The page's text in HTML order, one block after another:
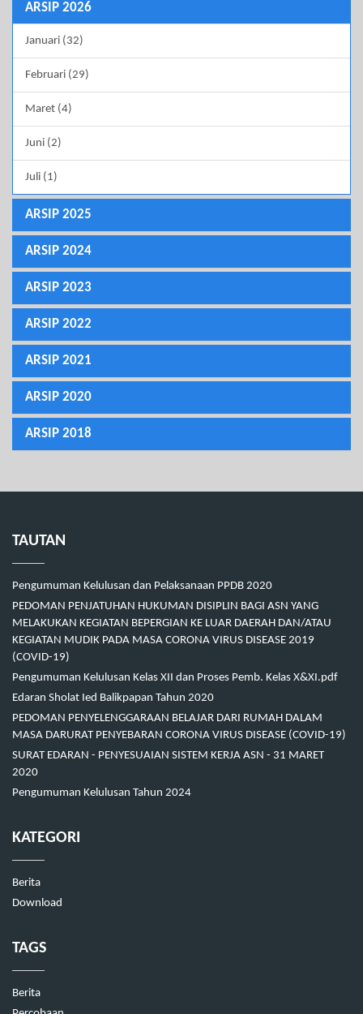
ARSIP 2026
Januari (32)
Februari (29)
Maret (4)
Juni (2)
Juli (1)
ARSIP 2025
ARSIP 2024
ARSIP 2023
ARSIP 2022
ARSIP 2021
ARSIP 2020
ARSIP 2018
TAUTAN
Pengumuman Kelulusan dan Pelaksanaan PPDB 2020
PEDOMAN PENJATUHAN HUKUMAN DISIPLIN BAGI ASN YANG
MELAKUKAN KEGIATAN BEPERGIAN KE LUAR DAERAH DAN/ATAU
KEGIATAN MUDIK PADA MASA CORONA VIRUS DISEASE 2019
(COVID-19)
Pengumuman Kelulusan Kelas XII dan Proses Pemb. Kelas X&XI.pdf
Edaran Sholat Ied Balikpapan Tahun 2020
PEDOMAN PENYELENGGARAAN BELAJAR DARI RUMAH DALAM
MASA DARURAT PENYEBARAN CORONA VIRUS DISEASE (COVID-19)
SURAT EDARAN - PENYESUAIAN SISTEM KERJA ASN - 31 MARET
2020
Pengumuman Kelulusan Tahun 2024
KATEGORI
Berita
Download
TAGS
Berita